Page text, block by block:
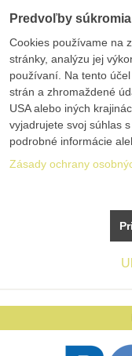
Predvoľby súkromia
Cookies používame na
stránky, analýzu jej
používaní. Na tento
strán a zhromaždené
USA alebo iných
vyjadrujete svoj súhlas
podrobné informácie
Zásady ochrany